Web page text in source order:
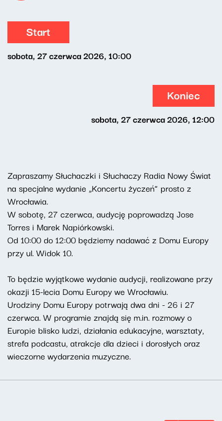
Start
sobota, 27 czerwca 2026, 10:00
Koniec
sobota, 27 czerwca 2026, 12:00
Zapraszamy Słuchaczki i Słuchaczy Radia Nowy Świat
na specjalne wydanie „Koncertu życzeń” prosto z
Wrocławia.
W sobotę, 27 czerwca, audycję poprowadzą Jose
Torres i Marek Napiórkowski.
Od 10:00 do 12:00 będziemy nadawać z Domu Europy
przy ul. Widok 10.
To będzie wyjątkowe wydanie audycji, realizowane przy
okazji 15-lecia Domu Europy we Wrocławiu.
Urodziny Domu Europy potrwają dwa dni - 26 i 27
czerwca. W programie znajdą się m.in. rozmowy o
Europie blisko ludzi, działania edukacyjne, warsztaty,
strefa podcastu, atrakcje dla dzieci i dorosłych oraz
wieczorne wydarzenia muzyczne.